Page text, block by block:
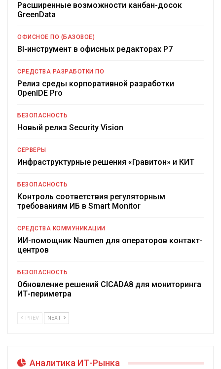
Расширенные возможности канбан-досок
GreenData
ОФИСНОЕ ПО (БАЗОВОЕ)
BI-инструмент в офисных редакторах Р7
СРЕДСТВА РАЗРАБОТКИ ПО
Релиз среды корпоративной разработки
OpenIDE Pro
БЕЗОПАСНОСТЬ
Новый релиз Security Vision
СЕРВЕРЫ
Инфраструктурные решения «Гравитон» и КИТ
БЕЗОПАСНОСТЬ
Контроль соответствия регуляторным
требованиям ИБ в Smart Monitor
СРЕДСТВА КОММУНИКАЦИИ
ИИ-помощник Naumen для операторов контакт-
центров
БЕЗОПАСНОСТЬ
Обновление решений CICADA8 для мониторинга
ИТ-периметра
PREV NEXT
Аналитика ИТ-Рынка